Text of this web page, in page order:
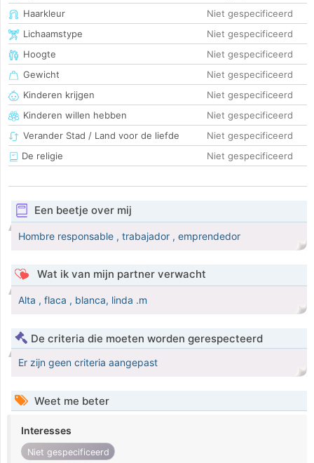
Haarkleur
Niet gespecificeerd
Lichaamstype
Niet gespecificeerd
Hoogte
Niet gespecificeerd
Gewicht
Niet gespecificeerd
Kinderen krijgen
Niet gespecificeerd
Kinderen willen hebben
Niet gespecificeerd
Verander Stad / Land voor de liefde
Niet gespecificeerd
De religie
Niet gespecificeerd
Een beetje over mij
Hombre responsable , trabajador , emprendedor
Wat ik van mijn partner verwacht
Alta , flaca , blanca, linda .m
De criteria die moeten worden gerespecteerd
Er zijn geen criteria aangepast
Weet me beter
Interesses
Niet gespecificeerd